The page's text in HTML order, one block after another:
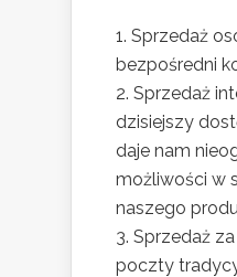
1. Sprzedaż
bezpośredni
2. Sprzedaż
dzisiejszy
daje nam
możliwości w
naszego
3. Sprzedaż
poczty